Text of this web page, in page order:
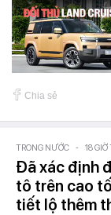
Chia sẻ
TRONG NƯỚC - 18 GIỜ
Đã xác định
tô trên cao
tiết lộ thêm